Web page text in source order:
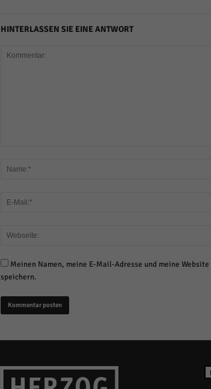
HINTERLASSEN SIE EINE ANTWORT
Meinen Namen, meine E-Mail-Adresse und meine
speichern.